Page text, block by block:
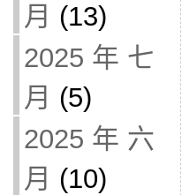
月 (13)
2025 年 七
月 (5)
2025 年 六
月 (10)